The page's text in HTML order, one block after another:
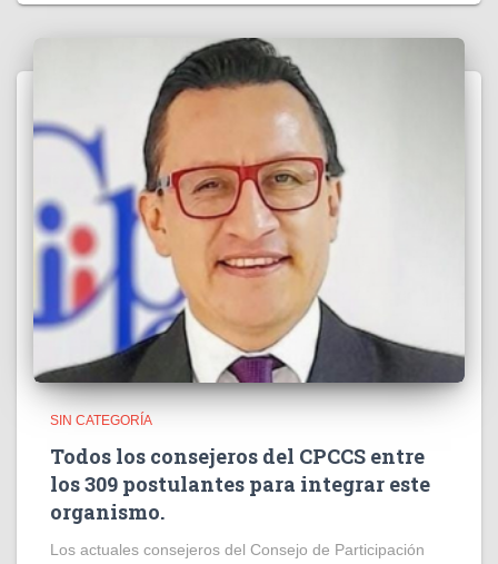
SIN CATEGORÍA
Todos los consejeros del CPCCS entre
los 309 postulantes para integrar este
organismo.
Los actuales consejeros del Consejo de Participación